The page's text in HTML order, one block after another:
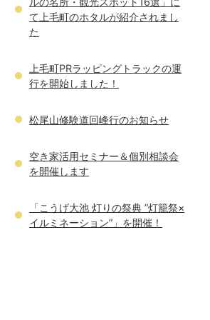
て上毛町のホタルが紹介されまし
た
上毛町PRラッピングトラックの運
行を開始しました！
松尾山修験道回峰行のお知らせ
空き家活用セミナー＆個別相談会
を開催します
「こうげ大池 灯りの祭典 ”灯籠祭×
イルミネーション”」を開催！